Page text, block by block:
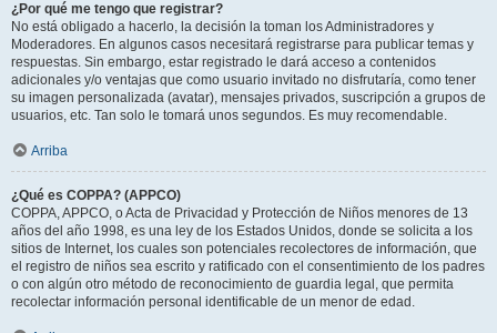
¿Por qué me tengo que registrar?
No está obligado a hacerlo, la decisión la toman los Administradores y
Moderadores. En algunos casos necesitará registrarse para publicar temas y
respuestas. Sin embargo, estar registrado le dará acceso a contenidos
adicionales y/o ventajas que como usuario invitado no disfrutaría, como tener
su imagen personalizada (avatar), mensajes privados, suscripción a grupos de
usuarios, etc. Tan solo le tomará unos segundos. Es muy recomendable.
Arriba
¿Qué es COPPA? (APPCO)
COPPA, APPCO, o Acta de Privacidad y Protección de Niños menores de 13
años del año 1998, es una ley de los Estados Unidos, donde se solicita a los
sitios de Internet, los cuales son potenciales recolectores de información, que
el registro de niños sea escrito y ratificado con el consentimiento de los padres
o con algún otro método de reconocimiento de guardia legal, que permita
recolectar información personal identificable de un menor de edad.